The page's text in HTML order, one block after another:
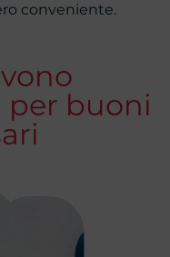
conveniente.
per buoni